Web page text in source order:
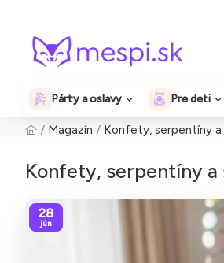
Párty a oslavy Pre deti
Magazín Konfety, serpentíny a
Konfety, serpentíny a
28
jún